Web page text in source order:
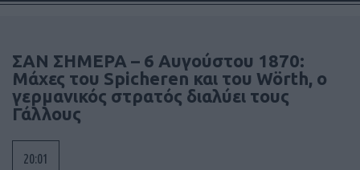
ΣΑΝ ΣΗΜΕΡΑ – 6 Αυγούστου 1870:
Μάχες του Spicheren και του Wörth, ο
γερμανικός στρατός διαλύει τους
Γάλλους
20:01